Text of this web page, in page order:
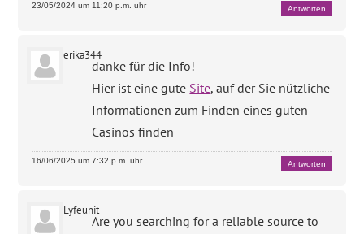
23/05/2024 um 11:20 p.m. uhr Antworten
erika344
danke für die Info!
Hier ist eine gute Site, auf der Sie nützliche
Informationen zum Finden eines guten
Casinos finden
16/06/2025 um 7:32 p.m. uhr Antworten
Lyfeunit
Are you searching for a reliable source to